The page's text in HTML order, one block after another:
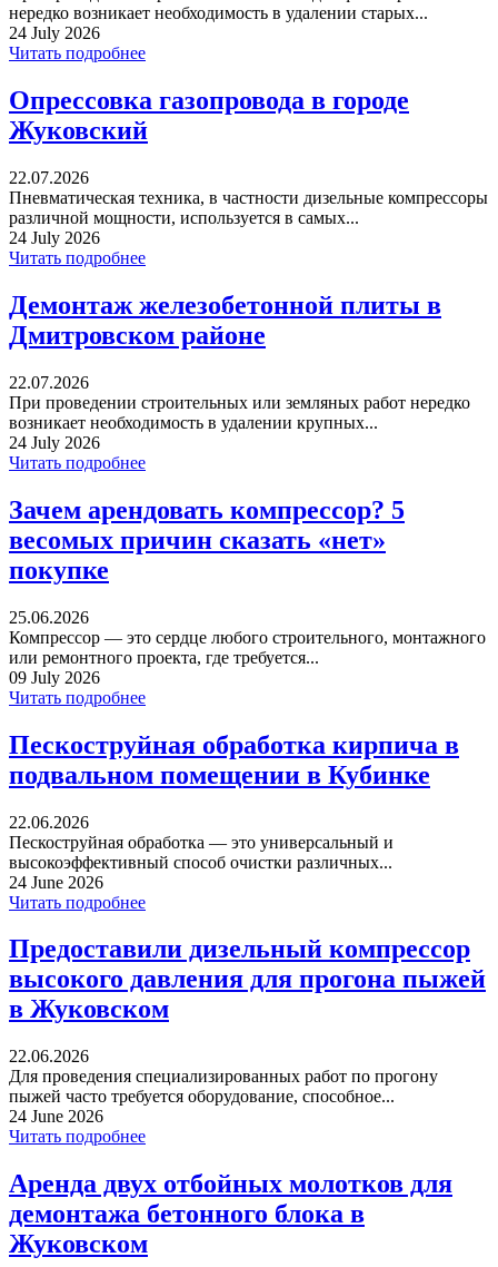
нередко возникает необходимость в удалении старых...
24 July 2026
Читать подробнее
Опрессовка газопровода в городе
Жуковский
22.07.2026
Пневматическая техника, в частности дизельные компрессоры
различной мощности, используется в самых...
24 July 2026
Читать подробнее
Демонтаж железобетонной плиты в
Дмитровском районе
22.07.2026
При проведении строительных или земляных работ нередко
возникает необходимость в удалении крупных...
24 July 2026
Читать подробнее
Зачем арендовать компрессор? 5
весомых причин сказать «нет»
покупке
25.06.2026
Компрессор — это сердце любого строительного, монтажного
или ремонтного проекта, где требуется...
09 July 2026
Читать подробнее
Пескоструйная обработка кирпича в
подвальном помещении в Кубинке
22.06.2026
Пескоструйная обработка — это универсальный и
высокоэффективный способ очистки различных...
24 June 2026
Читать подробнее
Предоставили дизельный компрессор
высокого давления для прогона пыжей
в Жуковском
22.06.2026
Для проведения специализированных работ по прогону
пыжей часто требуется оборудование, способное...
24 June 2026
Читать подробнее
Аренда двух отбойных молотков для
демонтажа бетонного блока в
Жуковском